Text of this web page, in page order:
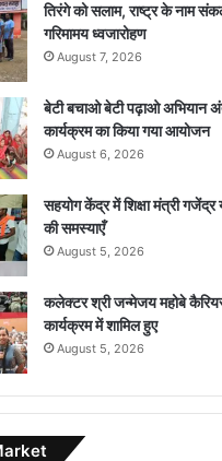
तिरंगे को सलाम, राष्ट्र के नाम
गरिमामय ध्वजारोहण
August 7, 2026
बेटी बचाओ बेटी पढ़ाओ अभियान
कार्यक्रम का किया गया आयोजन
August 6, 2026
सहयोग केंद्र में शिक्षा मंत्री गजेंद्र
की समस्याएँ
August 5, 2026
कलेक्टर श्री जन्मेजय महोबे कैरियर
कार्यक्रम में शामिल हुए
August 5, 2026